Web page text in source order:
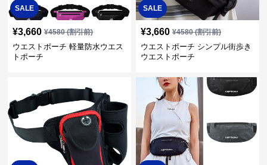
SALE
¥3,660 ¥4580(割引前)
ウエストポーチ 軽量防水ウエス
トポーチ
SALE
¥3,660 ¥4580(割引前)
ウエストポーチ シンプル街歩き
ウエストポーチ